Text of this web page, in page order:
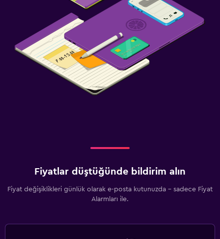
Havuz ve spa
Elbise askılığı
Gardırop veya dolap
Fiyatlar düştüğünde bildirim alın
Fiyat değişiklikleri günlük olarak e-posta kutunuzda - sadece Fiyat
Alarmları ile.